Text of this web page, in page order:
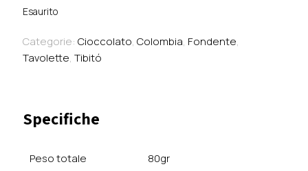
Esaurito
Categorie: Cioccolato, Colombia, Fondente,
Tavolette, Tibitó
Specifiche
Peso totale 80gr